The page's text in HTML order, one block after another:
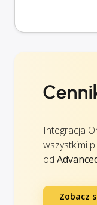
Integracja
wszystkimi
od
Zobacz